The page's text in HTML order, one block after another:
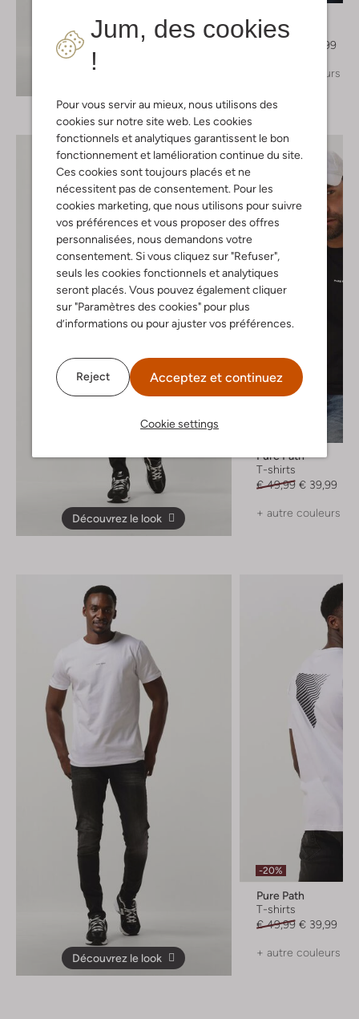
Jum, des cookies
!
Pour vous servir au mieux, nous utilisons des
cookies sur notre site web. Les cookies
fonctionnels et analytiques garantissent le bon
fonctionnement et lamélioration continue du site.
Ces cookies sont toujours placés et ne
nécessitent pas de consentement. Pour les
cookies marketing, que nous utilisons pour suivre
vos préférences et vous proposer des offres
personnalisées, nous demandons votre
consentement. Si vous cliquez sur "Refuser",
seuls les cookies fonctionnels et analytiques
seront placés. Vous pouvez également cliquer
sur "Paramètres des cookies" pour plus
d’informations ou pour ajuster vos préférences.
Reject Acceptez et continuez
Cookie settings
Polo
€ 47,99
+ autre couleurs
Découvrez le look
Pure Path
T-shirts
€ 49,99 € 39,99
+ autre couleurs
Découvrez le look
-20%
Pure Path
T-shirts
€ 49,99 € 39,99
+ autre couleurs